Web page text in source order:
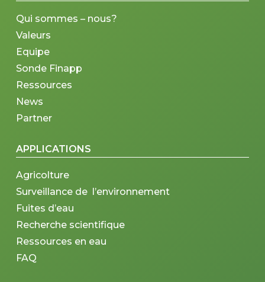
Qui sommes – nous?
Valeurs
Equipe
Sonde Finapp
Ressources
News
Partner
APPLICATIONS
Agricolture
Surveillance de l’environnement
Fuites d’eau
Recherche scientifique
Ressources en eau
FAQ